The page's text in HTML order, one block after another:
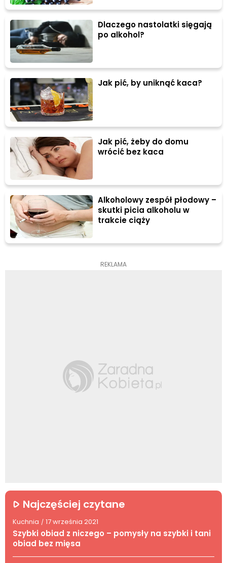
Dlaczego nastolatki sięgają
po alkohol?
Jak pić, by uniknąć kaca?
Jak pić, żeby do domu
wrócić bez kaca
Alkoholowy zespół płodowy –
skutki picia alkoholu w
trakcie ciąży
REKLAMA
Najczęściej czytane
Kuchnia / 17 września 2021
Szybki obiad z niczego – pomysły na szybki i tani
obiad bez mięsa